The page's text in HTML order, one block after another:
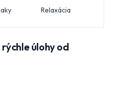
Relaxácia
úlohy od